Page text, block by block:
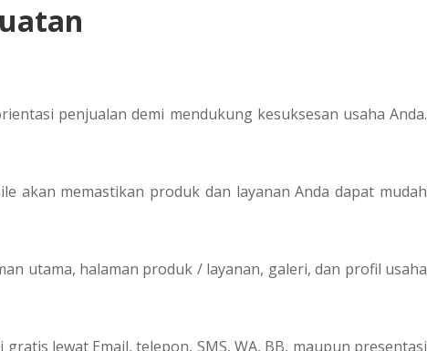
penjualan demi mendukung kesuksesan usaha Anda.
akan memastikan produk dan layanan Anda dapat mudah
utama, halaman produk / layanan, galeri, dan profil usaha
lewat Email, telepon, SMS, WA, BB, maupun presentasi